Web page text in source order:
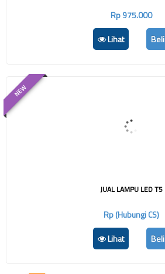
Rp 975.000
Lihat
Beli
NEW
JUAL LAMPU LED T5
Rp (Hubungi CS)
Lihat
Beli